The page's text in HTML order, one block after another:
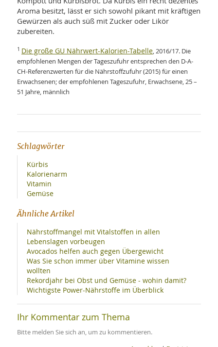
Aroma besitzt, lässt er sich sowohl pikant mit kräftigen
Gewürzen als auch süß mit Zucker oder Likör
zubereiten.
1 Die große GU Nährwert-Kalorien-Tabelle, 2016/17. Die
empfohlenen Mengen der Tageszufuhr entsprechen den D-A-
CH-Referenzwerten für die Nährstoffzufuhr (2015) für einen
Erwachsenen; der empfohlenen Tageszufuhr, Erwachsene, 25 –
51 Jahre, männlich
Schlagwörter
Kürbis
Kalorienarm
Vitamin
Gemüse
Ähnliche Artikel
Nährstoffmangel mit Vitalstoffen in allen
Lebenslagen vorbeugen
Avocados helfen auch gegen Übergewicht
Was Sie schon immer über Vitamine wissen
wollten
Rekordjahr bei Obst und Gemüse - wohin damit?
Wichtigste Power-Nährstoffe im Überblick
Ihr Kommentar zum Thema
Bitte melden Sie sich an, um zu kommentieren.